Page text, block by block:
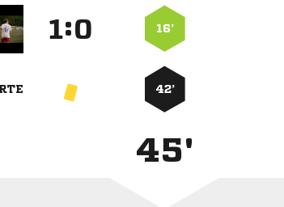
: 16’
42’
45'